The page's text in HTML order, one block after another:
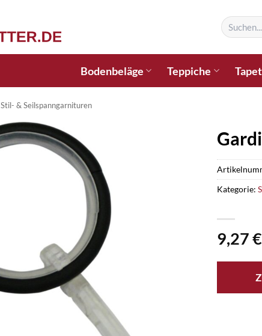
Suchen
nach:
Bodenbeläge Teppiche
Stil- & Seilspanngarnituren
9,27€
Kategorie: